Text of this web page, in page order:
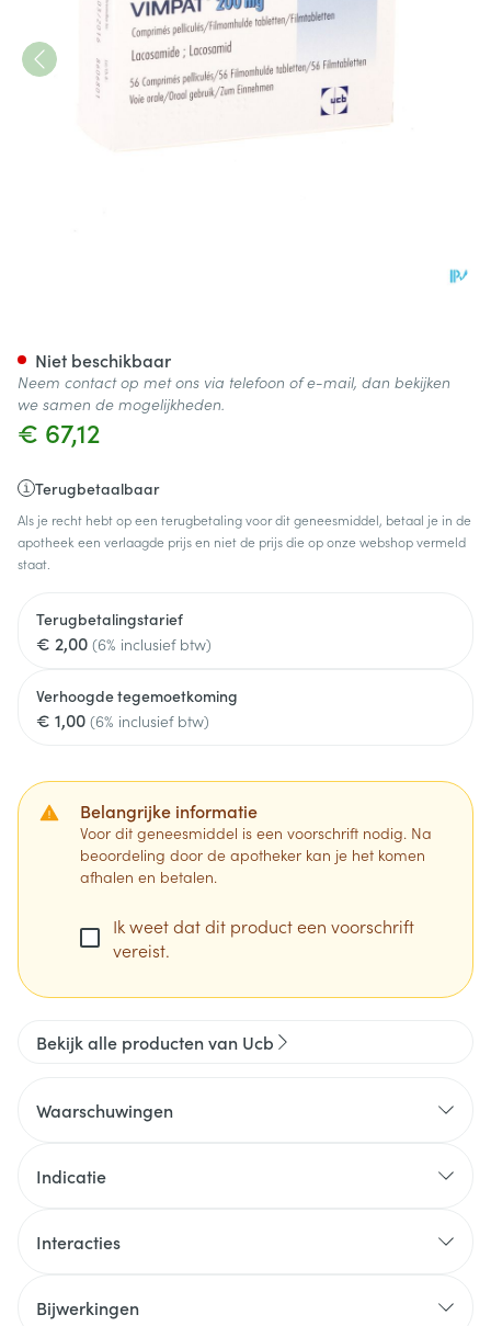
€ 67,12
Terugbetaalbaar
Als je recht hebt op een terugbetaling voor dit geneesmiddel, betaal je in de
apotheek een verlaagde prijs en niet de prijs die op onze webshop vermeld
staat.
Terugbetalingstarief
€ 2,00 (6% inclusief btw)
Verhoogde tegemoetkoming
€ 1,00 (6% inclusief btw)
Belangrijke informatie
Voor dit geneesmiddel is een voorschrift nodig. Na
beoordeling door de apotheker kan je het komen
afhalen en betalen.
Ik weet dat dit product een voorschrift
vereist.
Niet beschikbaar
Neem contact op met ons via telefoon of e-mail, dan bekijken
we samen de mogelijkheden.
Bekijk alle producten van Ucb
Waarschuwingen
Indicatie
Interacties
Bijwerkingen